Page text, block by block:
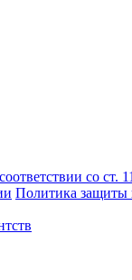
со ст.
Политика защиты